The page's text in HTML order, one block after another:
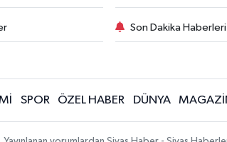
Son Dakika Haberleri
SPOR ÖZEL HABER DÜNYA